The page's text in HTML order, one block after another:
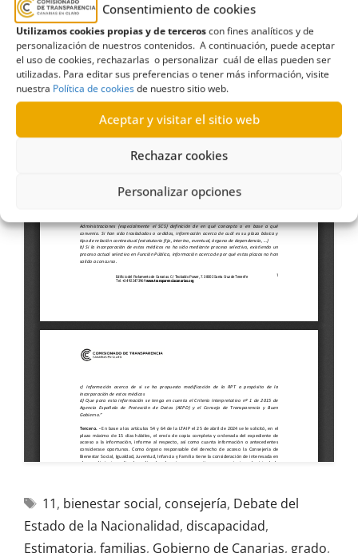
Consentimiento de cookies
Utilizamos cookies propias y de terceroscon fines analíticos y de
personalización de nuestros contenidos. A continuación, puede aceptar
el uso de cookies, rechazarlas o personalizar cuál de ellas pueden ser
utilizadas. Para editar sus preferencias o tener más información, visite
nuestra Política de cookiesde nuestro sitio web.
Aceptar y visitar el sitio web
Rechazar cookies
Personalizar opciones
11, bienestar social, consejería, Debate del
Estado de la Nacionalidad, discapacidad,
Estimatoria, familias, Gobierno de Canarias, grado,